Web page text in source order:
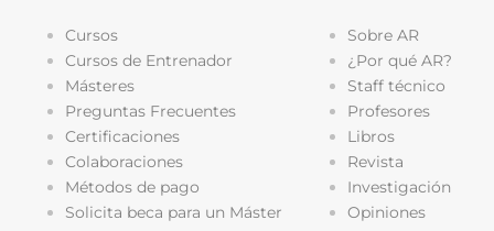
Cursos
Cursos de Entrenador
Másteres
Preguntas Frecuentes
Certificaciones
Colaboraciones
Métodos de pago
Solicita beca para un Máster
Sobre AR
¿Por qué AR?
Staff técnico
Profesores
Libros
Revista
Investigación
Opiniones